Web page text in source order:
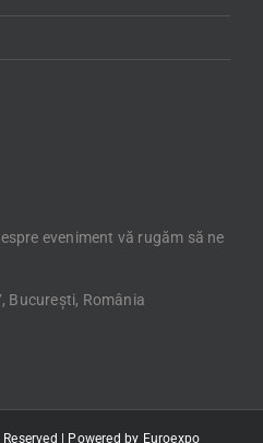
eveniment vă rugăm să ne
Bucureşti, România
| Powered by Euroexpo